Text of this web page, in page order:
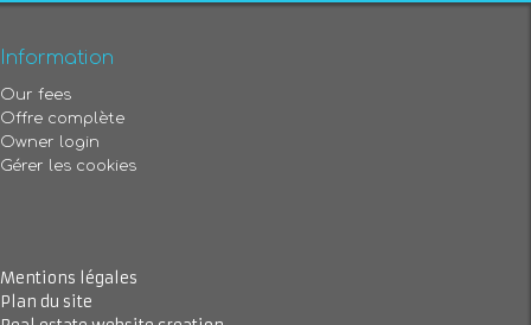
Information
Our fees
Offre complète
Owner login
Gérer les cookies
Mentions légales
Plan du site